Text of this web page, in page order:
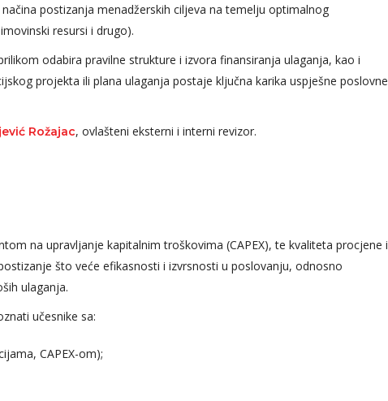
postizanja menadžerskih ciljeva na temelju optimalnog
resursi i drugo).
odabira pravilne strukture i izvora finansiranja ulaganja, kao i
projekta ili plana ulaganja postaje ključna karika uspješne poslovne
Rožajac, ovlašteni eksterni i interni revizor.
na upravljanje kapitalnim troškovima (CAPEX), te kvaliteta procjene i
što veće efikasnosti i izvrsnosti u poslovanju, odnosno
ulaganja.
učesnike sa:
CAPEX-om);